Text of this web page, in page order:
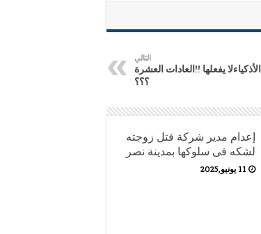
التالي
الأذكياءلا يفعلها !!العادات العشرة
؟؟؟
إعدام مدير شركة قتل زوجته
لشكه فى سلوكها بمدينة نصر
11 يونيو,2025